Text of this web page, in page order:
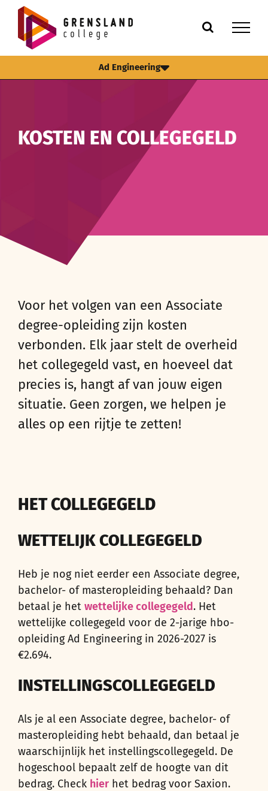
inhoud
KOSTEN EN COLLEGEGELD
Voor het volgen van een Associate
degree-opleiding zijn kosten
verbonden. Elk jaar stelt de overheid
het collegegeld vast, en hoeveel dat
precies is, hangt af van jouw eigen
situatie. Geen zorgen, we helpen je
alles op een rijtje te zetten!
HET COLLEGEGELD
WETTELIJK COLLEGEGELD
Heb je nog niet eerder een Associate degree,
bachelor- of masteropleiding behaald? Dan
betaal je het wettelijke collegegeld. Het
wettelijke collegegeld voor de 2-jarige hbo-
opleiding Ad Engineering in 2026-2027 is
€2.694.
INSTELLINGSCOLLEGEGELD
Als je al een Associate degree, bachelor- of
masteropleiding hebt behaald, dan betaal je
waarschijnlijk het instellingscollegegeld. De
hogeschool bepaalt zelf de hoogte van dit
bedrag. Check hier het bedrag voor Saxion.
Ad Engineering